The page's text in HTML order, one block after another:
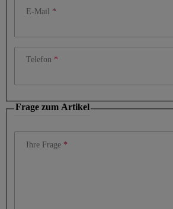
E-Mail
Telefon
Frage zum Artikel
Ihre Frage